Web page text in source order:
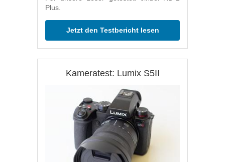
Plus.
Jetzt den Testbericht lesen
Kameratest: Lumix S5II